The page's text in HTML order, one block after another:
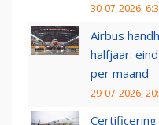
30-07-2026,
Airbus
halfjaar:
per maand
29-07-2026,